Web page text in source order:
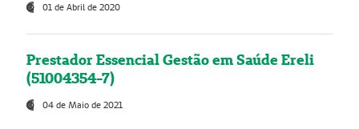
01 de Abril de 2020
Prestador Essencial Gestão em Saúde Ereli
(51004354-7)
04 de Maio de 2021